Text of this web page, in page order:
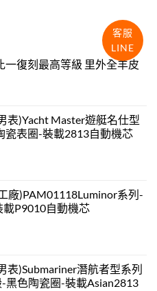
一復刻最高等級 里外全羊皮
表)Yacht Master遊艇名仕型
瓷表圈-裝載2813自動機芯
廠)PAM01118Luminor系列-
P9010自動機芯
表)Submariner潛航者型系列
黑色陶瓷圈-裝載Asian2813
客服
LINE